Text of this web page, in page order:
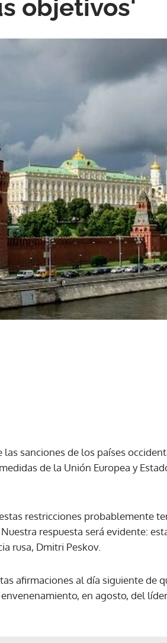
objetivos'
sanciones de los países
de la Unión Europea y
restricciones probablemente
respuesta será evidente:
rusa, Dmitri Peskov.
afirmaciones al día siguiente de
en agosto, del